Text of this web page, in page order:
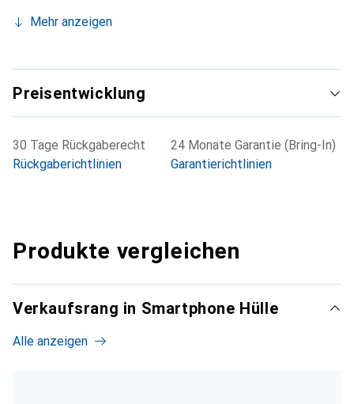
Mehr anzeigen
Preisentwicklung
30 Tage Rückgaberecht
Rückgaberichtlinien
24 Monate Garantie (Bring-In)
Garantierichtlinien
Produkte vergleichen
Verkaufsrang in Smartphone Hülle
Alle anzeigen